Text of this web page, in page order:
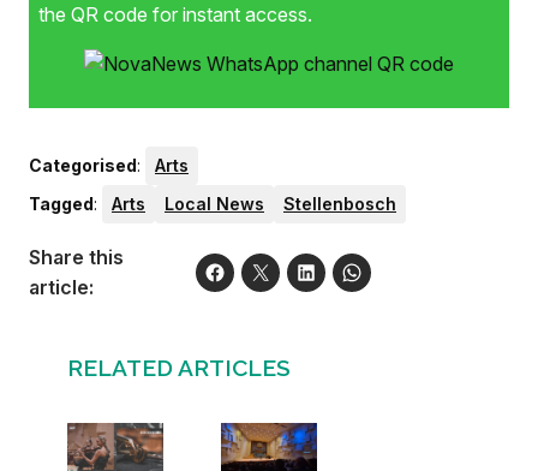
the QR code for instant access.
Categorised:
Arts
Tagged: Arts Local News Stellenbosch
Share this
article:
RELATED ARTICLES